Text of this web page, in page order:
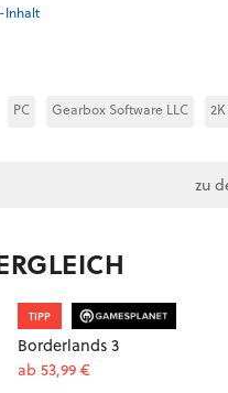
Inhalt
PC Gearbox Software LLC
zu
TIPP
Borderlands 3
ab 53,99 €